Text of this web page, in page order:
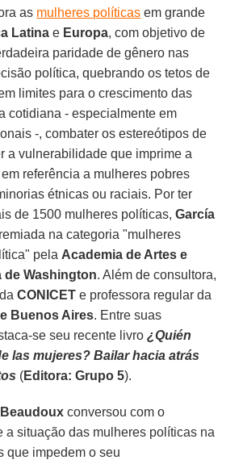
as mulheres políticas em grande
Latina e Europa, com objetivo de
paridade de gênero nas
política, quebrando os tetos de
limites para o crescimento das
cotidiana - especialmente em
-, combater os estereótipos de
a vulnerabilidade que imprime a
referência a mulheres pobres
étnicas ou raciais. Por ter
de 1500 mulheres políticas,García
na categoria "mulheres
pela Academia de Artes e
de Washington. Além de consultora,
daCONICET e professora regular da
Buenos Aires. Entre suas
se seu recente livro¿Quién
las mujeres? Bailar hacia atrás
(Editora: Grupo 5).
conversou com o
a situação das mulheres políticas na
que impedem o seu